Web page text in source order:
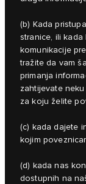
(b) Kada
stranice, ili
komunikacije
tražite da vam
primanja
zahtijevate
za koju želite
(c) kada dajete
kojim
(d) kada nas
dostupnih na